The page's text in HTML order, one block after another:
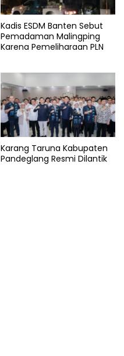
Kadis ESDM Banten Sebut
Pemadaman Malingping
Karena Pemeliharaan PLN
Karang Taruna Kabupaten
Pandeglang Resmi Dilantik